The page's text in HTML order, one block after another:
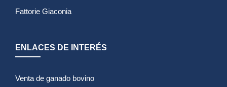
Fattorie Giaconia
ENLACES DE INTERÉS
Venta de ganado bovino